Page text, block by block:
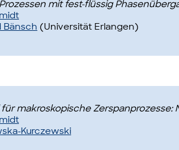
mit fest-flüssig
Bänsch (Universität Erlangen)
makroskopische
Kurczewski